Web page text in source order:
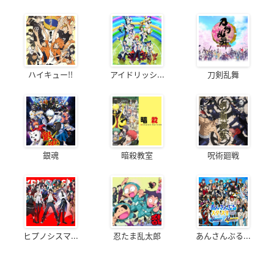
ハイキュー!! アイドリッシ... 刀剣乱舞
銀魂 暗殺教室 呪術廻戦
ヒプノシスマ... 忍たま乱太郎 あんさんぶる...